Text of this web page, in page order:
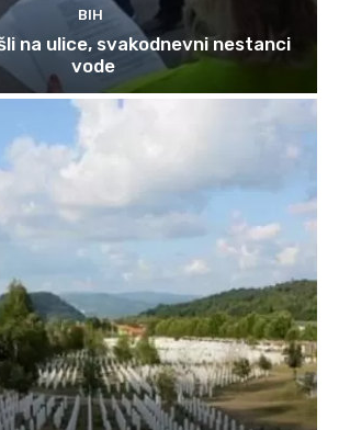
BIH
na ulice, svakodnevni nestanci
vode